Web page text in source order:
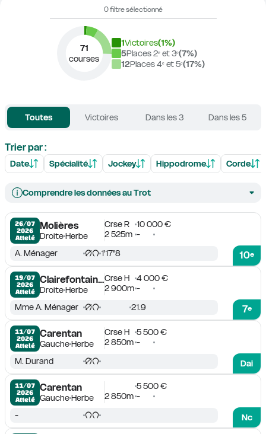
0 filtre sélectionné
71
courses
1Victoires(1%)
5Places 2ᵉ et 3ᵉ(7%)
12Places 4ᵉ et 5ᵉ(17%)
Toutes Victoires Dans les 3 Dans les 5
Trier par :
Date Spécialité Jockey Hippodrome Corde
Comprendre les données au Trot
26/07
2026
Attelé
Molières
DroiteHerbe
Crse R
10 000 €
2 525m -
10e
A. Ménager 1'17''8
19/07
2026
Attelé
Clairefontaine-Deauville
DroiteHerbe
Crse H
4 000 €
2 900m -
7e
Mme A. Ménager 21.9
11/07
2026
Attelé
Carentan
GaucheHerbe
Crse H
5 500 €
2 850m -
Dai
M. Durand
11/07
2026
Attelé
Carentan
GaucheHerbe
5 500 €
2 850m -
Nc
-